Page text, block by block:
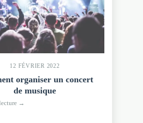
12 FÉVRIER 2022
organiser un concert
de musique
→